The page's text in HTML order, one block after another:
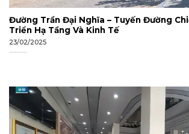
Đường Trần Đại Nghĩa – Tuyến Đường
Triển Hạ Tầng Và Kinh Tế
23/02/2025